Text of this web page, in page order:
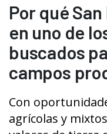
Por qué
en uno de
buscados
campos
Con
agrícolas y